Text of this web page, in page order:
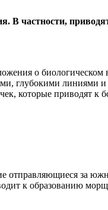
В частности,
о биологическом
глубокими линиями
которые приводят к
отправляющиеся за
к образованию